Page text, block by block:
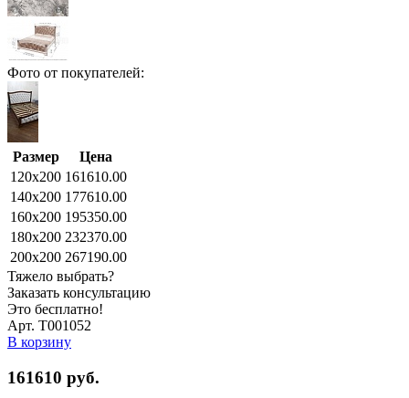
Фото от покупателей:
Размер
Цена
120x200 161610.00
140x200 177610.00
160x200 195350.00
180x200 232370.00
200x200 267190.00
Тяжело выбрать?
Заказать консультацию
Это бесплатно!
Арт. Т001052
В корзину
161610 руб.